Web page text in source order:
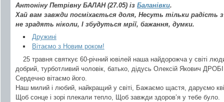
Антоніну Петрівну БАЛАН (27.05) із Баланівки.
Хай вам завжди посміхається доля, Несуть тільки
не зрадять ніколи, І збудуться мрії, бажання, думки.
Дружині
Вітаємо з Новим роком!
25 травня святкує 60-річний ювілей наша найдорожча у світі
добрий, турботливий чоловік, батько, дідусь Олексій Якович
Сердечно вітаємо його.
Наш милий і любий, найкращий у світі, Бажаємо щастя, даруємо
Щоб сонце і зорі плекали тепло, Щоб завжди здоров’я у тебе було.